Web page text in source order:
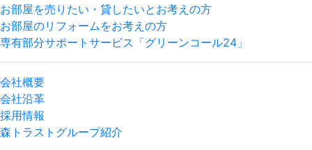
お部屋を売りたい・貸したいとお考えの方
お部屋のリフォームをお考えの方
専有部分サポートサービス「グリーンコール24」
会社概要
会社沿革
採用情報
森トラストグループ紹介